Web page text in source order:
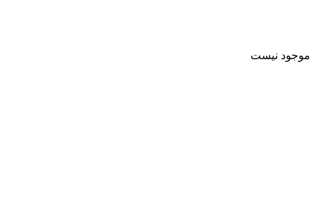
موجود نیست